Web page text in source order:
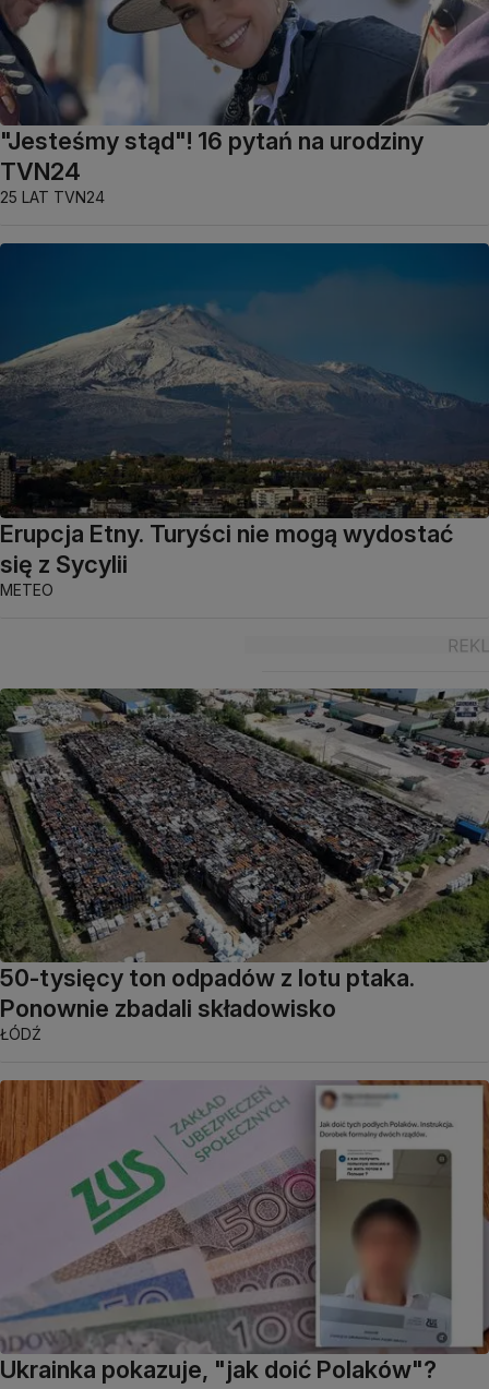
"Jesteśmy stąd"! 16 pytań na urodziny
TVN24
25 LAT TVN24
Erupcja Etny. Turyści nie mogą wydostać
się z Sycylii
METEO
50-tysięcy ton odpadów z lotu ptaka.
Ponownie zbadali składowisko
ŁÓDŹ
Ukrainka pokazuje, "jak doić Polaków"?